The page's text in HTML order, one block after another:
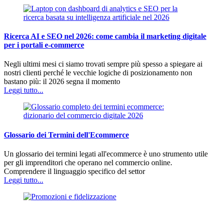
Ricerca AI e SEO nel 2026: come cambia il marketing digitale
per i portali e-commerce
Negli ultimi mesi ci siamo trovati sempre più spesso a spiegare ai
nostri clienti perché le vecchie logiche di posizionamento non
bastano più: il 2026 segna il momento
Leggi tutto...
Glossario dei Termini dell'Ecommerce
Un glossario dei termini legati all'ecommerce è uno strumento utile
per gli imprenditori che operano nel commercio online.
Comprendere il linguaggio specifico del settor
Leggi tutto...